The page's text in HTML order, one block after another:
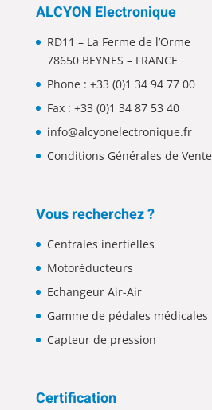
ALCYON Electronique
RD11 – La Ferme de l’Orme
78650 BEYNES – FRANCE
Phone : +33 (0)1 34 94 77 00
Fax : +33 (0)1 34 87 53 40
info@alcyonelectronique.fr
Conditions Générales de Vente
Vous recherchez ?
Centrales inertielles
Motoréducteurs
Echangeur Air-Air
Gamme de pédales médicales
Capteur de pression
Certification